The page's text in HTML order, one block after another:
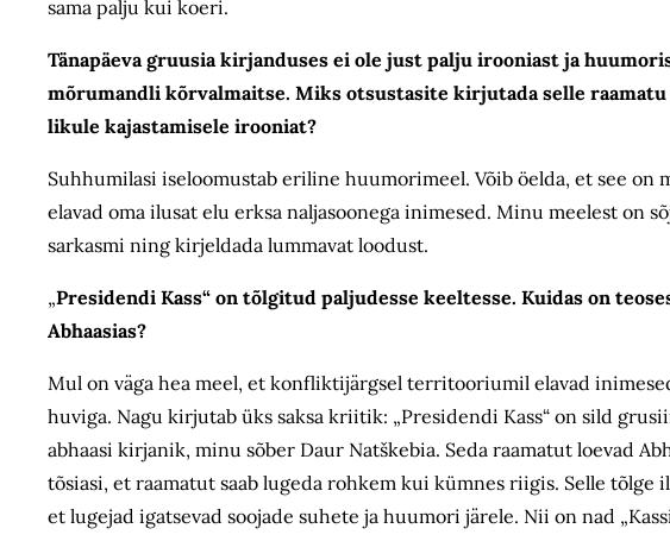
sama palju kui koeri.
Tänapäeva gruusia kirjanduses ei ole just palju irooniast ja
mõrumandli kõrvalmaitse. Miks otsustasite kirjutada selle
likule kajastamisele irooniat?
Suhhumilasi iseloomustab eriline huumorimeel. Võib öelda, et see on
elavad oma ilusat elu erksa naljasoonega inimesed. Minu meelest on
sarkasmi ning kirjeldada lummavat loodust.
„Presidendi Kass“ on tõlgitud paljudesse keeltesse. Kuidas on
Abhaasias?
Mul on väga hea meel, et konfliktijärgsel territooriumil elavad
huviga. Nagu kirjutab üks saksa kriitik: „Presidendi Kass“ on sild
abhaasi kirjanik, minu sõber Daur Natškebia. Seda raamatut loevad
tõsiasi, et raamatut saab lugeda rohkem kui kümnes riigis. Selle tõlge
et lugejad igatsevad soojade suhete ja huumori järele. Nii on nad